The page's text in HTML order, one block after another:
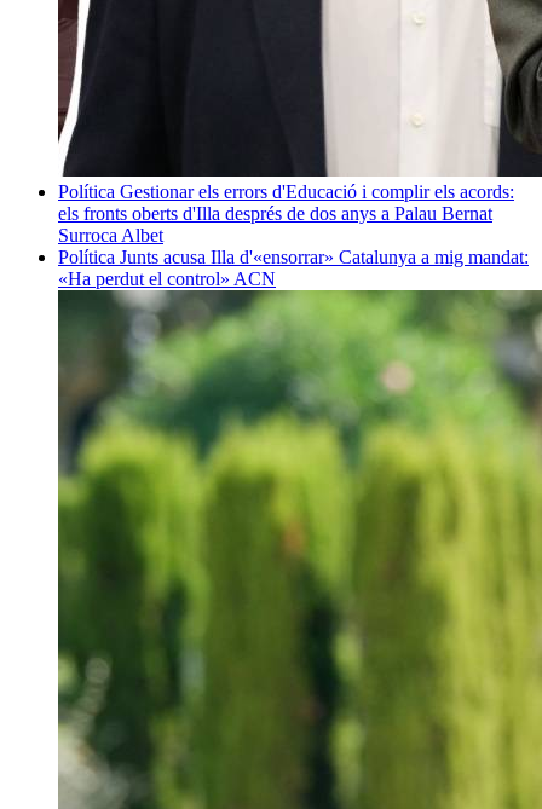
Política Gestionar els errors d'Educació i complir els acords:
els fronts oberts d'Illa després de dos anys a Palau Bernat
Surroca Albet
Política Junts acusa Illa d'«ensorrar» Catalunya a mig mandat:
«Ha perdut el control» ACN